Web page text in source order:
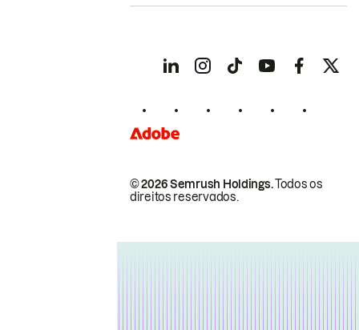
© 2026 Semrush Holdings.Todos os
direitos reservados.